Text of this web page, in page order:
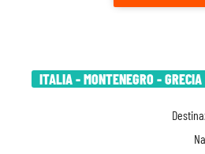
ITALIA - MONTENEGRO - GRECIA